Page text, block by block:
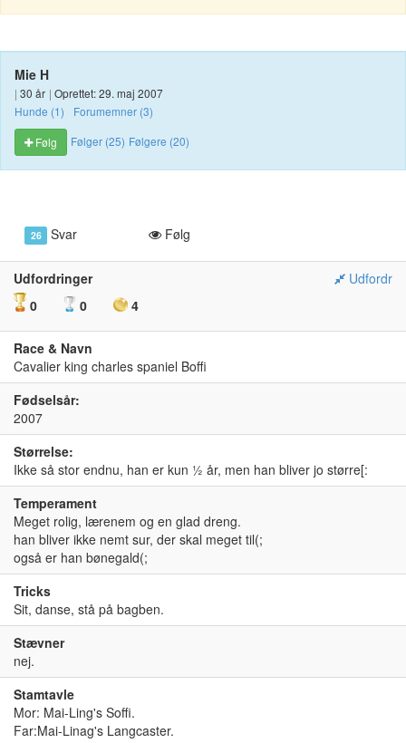
Mie H
| 30 år | Oprettet: 29. maj 2007
Hunde (1)
Forumemner (3)
Følg
Følger (25) Følgere (20)
26 Svar Følg
Udfordringer
Udfordr
0
0 4
Race & Navn
Cavalier king charles spaniel Boffi
Fødselsår:
2007
Størrelse:
Ikke så stor endnu, han er kun ½ år, men han bliver jo større[:
Temperament
Meget rolig, lærenem og en glad dreng.
han bliver ikke nemt sur, der skal meget til(;
også er han bønegald(;
Tricks
Sit, danse, stå på bagben.
Stævner
nej.
Stamtavle
Mor: Mai-Ling's Soffi.
Far:Mai-Linag's Langcaster.